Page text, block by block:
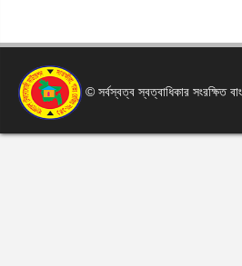
© সর্বস্বত্ব স্বত্বাধিকার সংরক্ষিত